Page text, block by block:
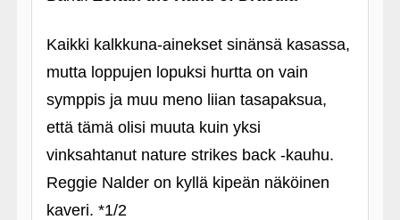
Kaikki kalkkuna-ainekset sinänsä kasassa,
mutta loppujen lopuksi hurtta on vain
symppis ja muu meno liian tasapaksua,
että tämä olisi muuta kuin yksi
vinksahtanut nature strikes back ‑kauhu.
Reggie Nalder on kyllä kipeän näköinen
kaveri. *1/2